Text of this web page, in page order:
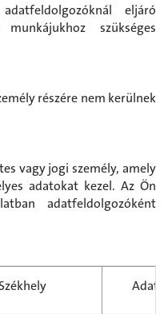
eljáró
szükséges
részére nem kerülnek
vagy jogi személy, amely
adatokat kezel. Az Ön
adatfeldolgozóként
Székhely